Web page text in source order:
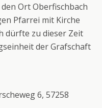
Ort Oberfischbach
Pfarrei mit Kirche
dürfte zu dieser Zeit
der Grafschaft
6, 57258